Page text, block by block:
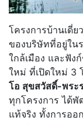
โครงการบ้านเดี่ย
ของบริษัทที่อยู่ใน
ใกล้เมือง และฟั
ใหม่ ที่เปิดใหม่ 3
โอ สุขสวัสดิ์-พระ
ทุกโครงการ ได้
แท้จริง ทั้งการอ